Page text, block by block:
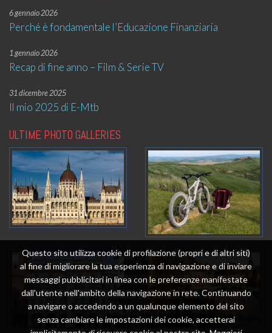
6 gennaio 2026
Perché è fondamentale l’Educazione Finanziaria
1 gennaio 2026
Recap di fine anno – Film & Serie TV
31 dicembre 2025
Il mio 2025 di E-Mtb
ULTIME PHOTO GALLERIES
Questo sito utilizza cookie di profilazione (propri e di altri siti)
al fine di migliorare la tua esperienza di navigazione e di inviare
messaggi pubblicitari in linea con le preferenze manifestate
dall'utente nell'ambito della navigazione in rete. Continuando
a navigare o accedendo a un qualunque elemento del sito
senza cambiare le impostazioni dei cookie, accetterai